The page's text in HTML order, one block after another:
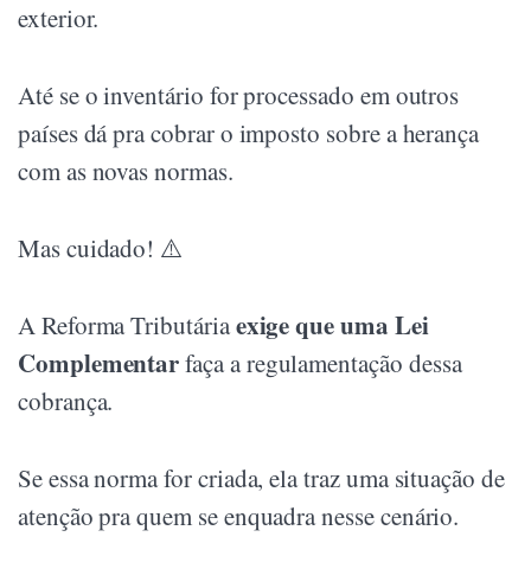
exterior.
Até se o inventário for processado em outros
países dá pra cobrar o imposto sobre a herança
com as novas normas.
Mas cuidado! ⚠️
A Reforma Tributáriaexige que uma Lei
Complementarfaça a regulamentação dessa
cobrança.
Se essa norma for criada, ela traz uma situação de
atenção pra quem se enquadra nesse cenário.